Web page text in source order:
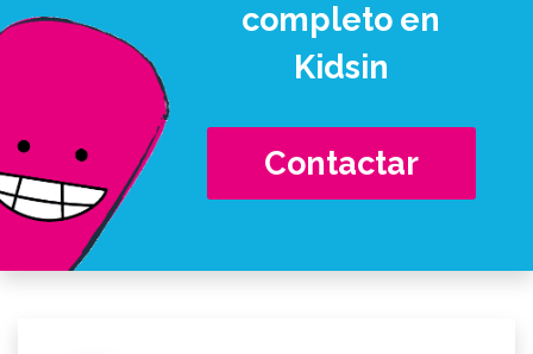
completo en
Kidsin
Contactar